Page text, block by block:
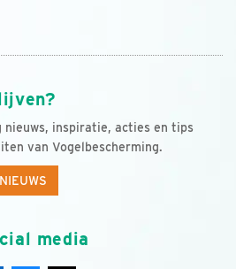
nieuws, inspiratie, acties en tips
van Vogelbescherming.
media